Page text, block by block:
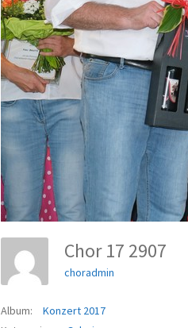
Chor 17 2907
choradmin
Album:
Konzert 2017